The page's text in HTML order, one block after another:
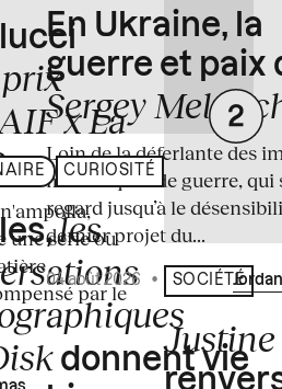
prix
x La
une série où
par le
CURIOSITÉ
les
donnent vie
En Ukraine, la
guerre et paix
Sergey
Loin de la déferlante des
médiatiques de guerre, qui
regard jusqu’à le
dernier projet du...
04 août 2026 • Écrit par
SOCIÉTÉ